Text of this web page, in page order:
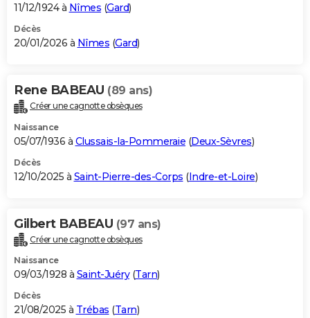
11/12/1924 à Nîmes (Gard)
Décès
20/01/2026 à Nîmes (Gard)
Rene BABEAU (89 ans)
Créer une cagnotte obsèques
Naissance
05/07/1936 à Clussais-la-Pommeraie (Deux-Sèvres)
Décès
12/10/2025 à Saint-Pierre-des-Corps (Indre-et-Loire)
Gilbert BABEAU (97 ans)
Créer une cagnotte obsèques
Naissance
09/03/1928 à Saint-Juéry(Tarn)
Décès
21/08/2025 à Trébas (Tarn)